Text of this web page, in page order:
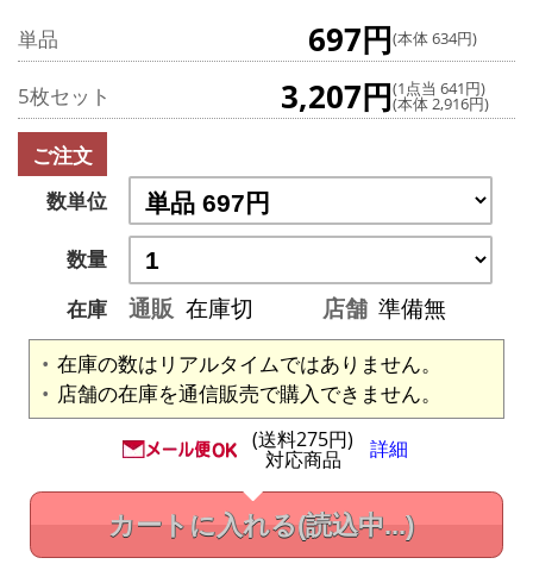
単品 697円(本体 634円)
5枚セット 3,207円(1点当 641円)
(本体 2,916円)
ご注文
数単位
数量
在庫
通販 在庫切 店舗 準備無
在庫の数はリアルタイムではありません。
店舗の在庫を通信販売で購入できません。
(送料275円)
対応商品 詳細
カートに入れる(読込中...)